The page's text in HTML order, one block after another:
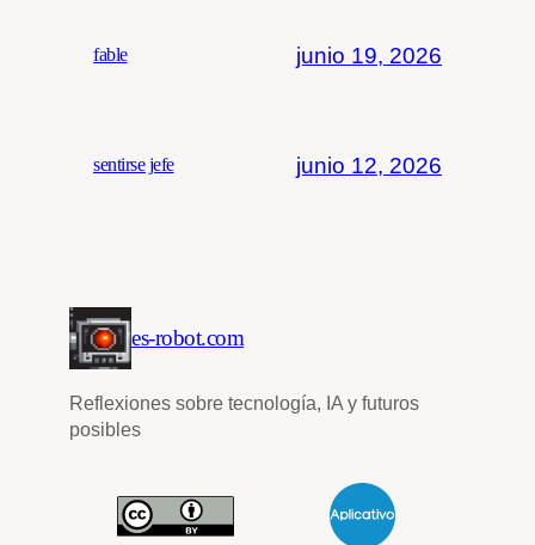
fable junio 19, 2026
sentirse jefe junio 12, 2026
es-robot.com
Reflexiones sobre tecnología, IA y futuros
posibles